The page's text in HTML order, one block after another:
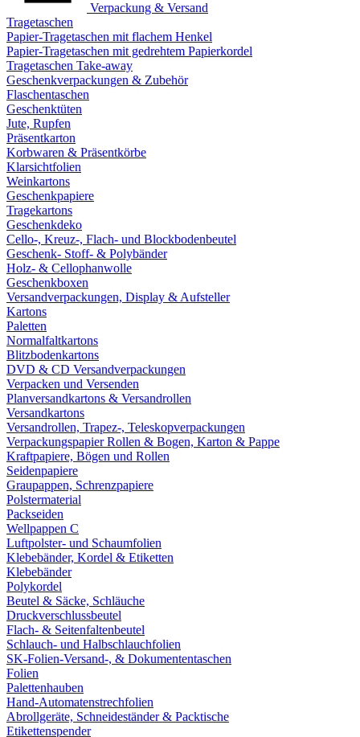
Verpackung & Versand
Tragetaschen
Papier-Tragetaschen mit flachem Henkel
Papier-Tragetaschen mit gedrehtem Papierkordel
Tragetaschen Take-away
Geschenkverpackungen & Zubehör
Flaschentaschen
Geschenktüten
Jute, Rupfen
Präsentkarton
Korbwaren & Präsentkörbe
Klarsichtfolien
Weinkartons
Geschenkpapiere
Tragekartons
Geschenkdeko
Cello-, Kreuz-, Flach- und Blockbodenbeutel
Geschenk- Stoff- & Polybänder
Holz- & Cellophanwolle
Geschenkboxen
Versandverpackungen, Display & Aufsteller
Kartons
Paletten
Normalfaltkartons
Blitzbodenkartons
DVD & CD Versandverpackungen
Verpacken und Versenden
Planversandkartons & Versandrollen
Versandkartons
Versandrollen, Trapez-, Teleskopverpackungen
Verpackungspapier Rollen & Bogen, Karton & Pappe
Kraftpapiere, Bögen und Rollen
Seidenpapiere
Graupappen, Schrenzpapiere
Polstermaterial
Packseiden
Wellpappen C
Luftpolster- und Schaumfolien
Klebebänder, Kordel & Etiketten
Klebebänder
Polykordel
Beutel & Säcke, Schläuche
Druckverschlussbeutel
Flach- & Seitenfaltenbeutel
Schlauch- und Halbschlauchfolien
SK-Folien-Versand-, & Dokumententaschen
Folien
Palettenhauben
Hand-Automatenstrechfolien
Abrollgeräte, Schneideständer & Packtische
Etikettenspender